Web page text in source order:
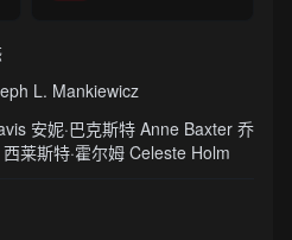
L. Mankiewicz
安妮·巴克斯特 Anne Baxter 乔
莱斯特·霍尔姆 Celeste Holm